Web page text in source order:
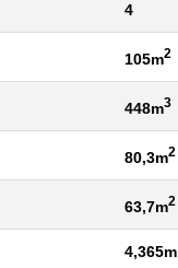
4
105m2
448m3
80,3m2
63,7m2
4,365m